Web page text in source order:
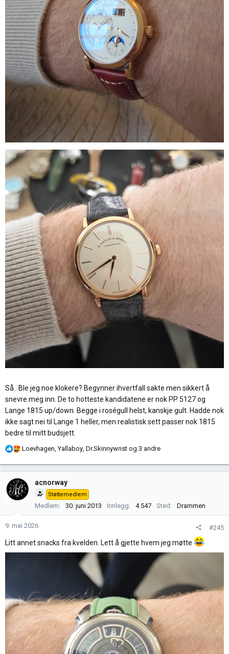
Så.. Ble jeg noe klokere? Begynner ihvertfall sakte men sikkert å
snevre meg inn. De to hotteste kandidatene er nok PP 5127 og
Lange 1815 up/down. Begge i roségull helst, kanskje gult. Hadde nok
ikke sagt nei til Lange 1 heller, men realistisk sett passer nok 1815
bedre til mitt budsjett.
R
k
s
j
e
r
Loevhagen,Yallaboy, Dr.Skinnywrist og 3 andre
acnorway
Støttemedlem
Medlem 30. juni 2013 Innlegg 4.547 Sted Drammen
9. mai 2026 #245
Litt annet snacks fra kvelden. Lett å gjette hvem jeg møtte